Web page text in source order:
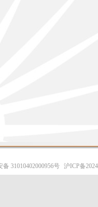
备 31010402000956号 沪ICP备